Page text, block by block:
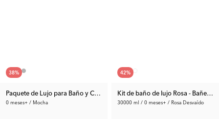
38%
Paquete de Lujo para Baño y Cambiador
0 meses+ / Mocha
42%
Kit de baño de lujo Rosa - Bañera
30000 ml / 0 meses+ / Rosa Desvaído